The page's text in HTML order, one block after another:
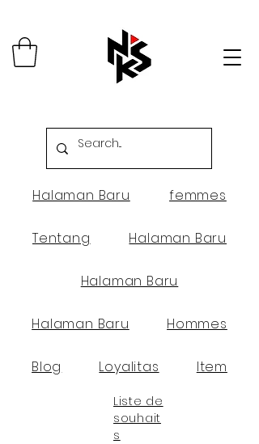
Halaman Baru femmes
Tentang Halaman Baru
Halaman Baru
Halaman Baru Hommes
Blog Loyalitas Item
Liste de
souhait
s